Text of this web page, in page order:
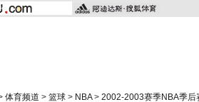
体育频道 > 篮球 > NBA> 2002-2003赛季NBA季后